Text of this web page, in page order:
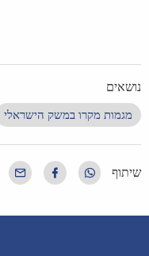
נושאים
מגמות מקרו במשק הישראלי
שיתוף